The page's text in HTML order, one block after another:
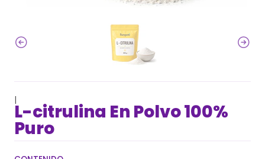
|
L-citrulina En Polvo 100%
Puro